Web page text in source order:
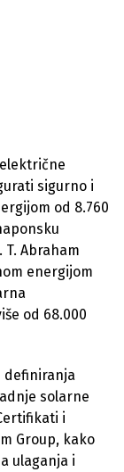
sigurno i
od 8.760
Abraham
energijom
od 68.000
definiranja
solarne
i
Group, kako
ulaganja i